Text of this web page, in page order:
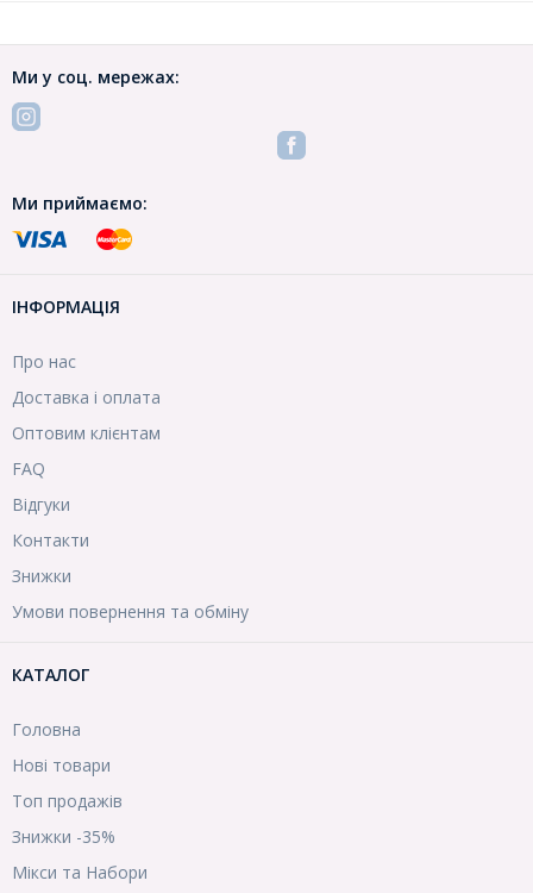
Ми у соц. мережах:
Ми приймаємо:
ІНФОРМАЦІЯ
Про нас
Доставка і оплата
Оптовим клієнтам
FAQ
Відгуки
Контакти
Знижки
Умови повернення та обміну
КАТАЛОГ
Головна
Нові товари
Топ продажів
Знижки -35%
Мікси та Набори